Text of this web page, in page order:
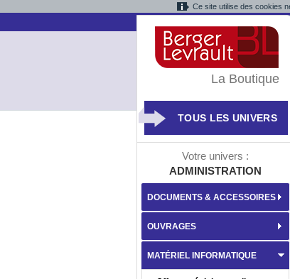
Ce site utilise des cookies
La Boutique
TOUS LES UNIVERS
Votre univers :
ADMINISTRATION
DOCUMENTS & ACCESSOIRES
OUVRAGES
MATÉRIEL INFORMATIQUE